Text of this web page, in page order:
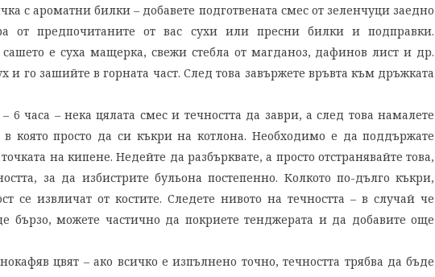
с ароматни билки – добавете подготвената смес от зеленчуци заедно
от предпочитаните от вас сухи или пресни билки и подправки.
е суха мащерка, свежи стебла от магданоз, дафинов лист и др.
и го зашийте в горната част. След това завържете връвта към дръжката
6 часа – нека цялата смес и течността да заври, а след това намалете
в която просто да си къкри на котлона. Необходимо е да поддържате
на кипене. Недейте да разбърквате, а просто отстранявайте това,
за да избистрите бульона постепенно. Колкото по-дълго къкри,
се извличат от костите. Следете нивото на течността – в случай че
бързо, можете частично да покриете тенджерата и да добавите още
цвят – ако всичко е изпълнено точно, течността трябва да бъде